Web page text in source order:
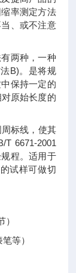
率测定方法
、或不注意
两种，一种
B)。是将规
保持一定的
对原始长度的
周标线，使其
T 6671-2001
程。适用于
的试样可做切
）
等）